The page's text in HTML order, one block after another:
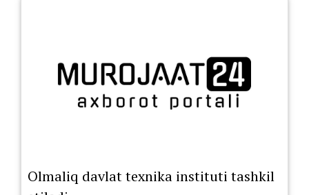
Olmaliq davlat texnika instituti tashkil